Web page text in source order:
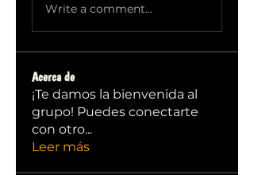
Write a comment...
Acerca de
¡Te damos la bienvenida al
grupo! Puedes conectarte
con otro...
Leer más